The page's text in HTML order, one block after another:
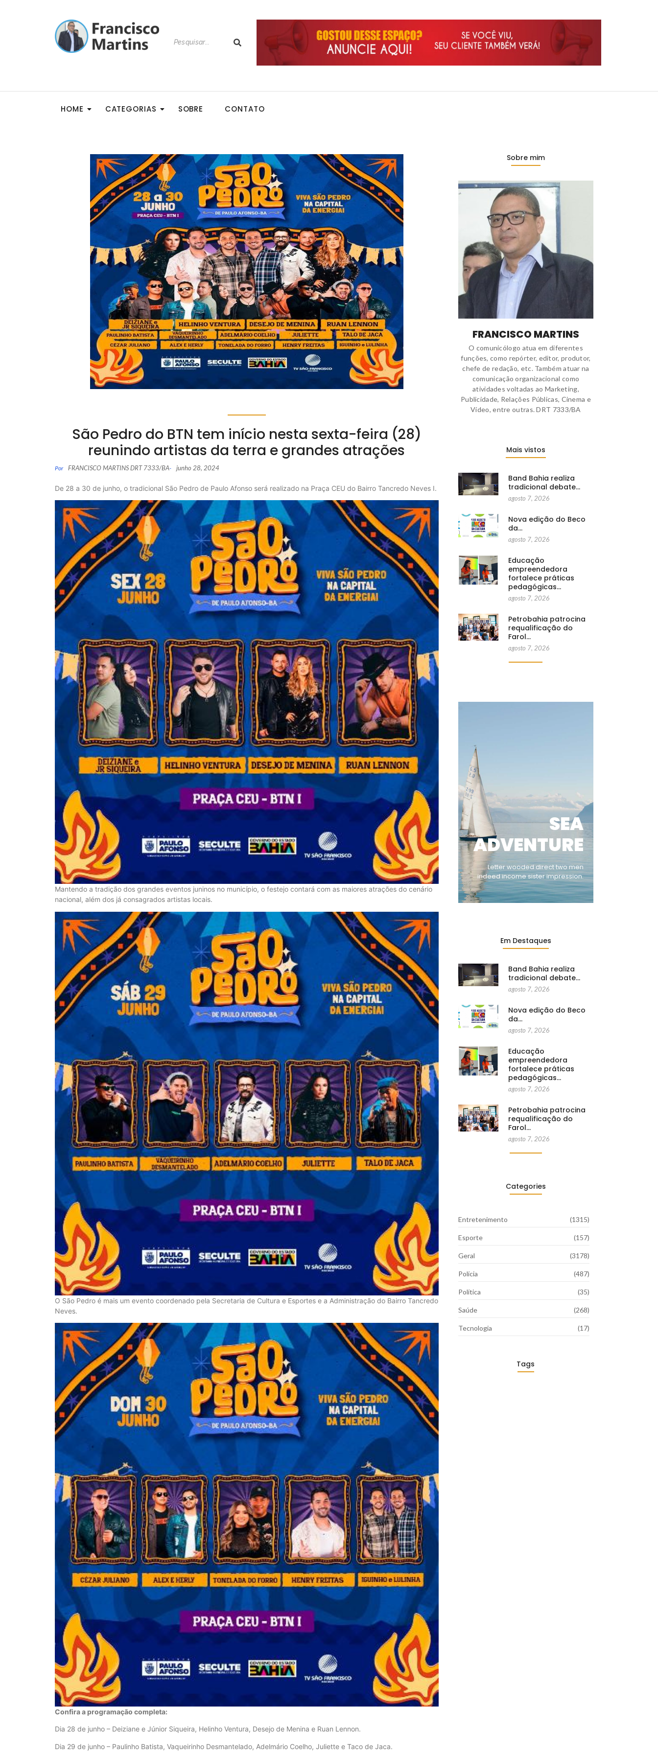
HOME CATEGORIAS SOBRE CONTATO
São Pedro do BTN tem início nesta sexta-feira (28)
reunindo artistas da terra e grandes atrações
Por FRANCISCO MARTINS DRT 7333/BA- junho 28, 2024
De 28 a 30 de junho, o tradicional São Pedro de Paulo Afonso será realizado na Praça CEU do Bairro Tancredo Neves I.
Mantendo a tradição dos grandes eventos juninos no município, o festejo contará com as maiores atrações do cenário
nacional, além dos já consagrados artistas locais.
O São Pedro é mais um evento coordenado pela Secretaria de Cultura e Esportes e a Administração do Bairro Tancredo
Neves.
Confira a programação completa:
Dia 28 de junho – Deiziane e Júnior Siqueira, Helinho Ventura, Desejo de Menina e Ruan Lennon.
Dia 29 de junho – Paulinho Batista, Vaqueirinho Desmantelado, Adelmário Coelho, Juliette e Taco de Jaca.
Sobre mim
FRANCISCO MARTINS
O comunicólogo atua em diferentes
funções, como repórter, editor, produtor,
chefe de redação, etc. Também atuar na
comunicação organizacional como
atividades voltadas ao Marketing,
Publicidade, Relações Públicas, Cinema e
Vídeo, entre outras. DRT 7333/BA
Mais vistos
Band Bahia realiza
tradicional debate…
agosto 7, 2026
Nova edição do Beco
da…
agosto 7, 2026
Educação
empreendedora
fortalece práticas
pedagógicas…
agosto 7, 2026
Petrobahia patrocina
requalificação do
Farol…
agosto 7, 2026
SEA
ADVENTURE
Letter wooded direct two men
indeed income sister impression.
Em Destaques
Band Bahia realiza
tradicional debate…
agosto 7, 2026
Nova edição do Beco
da…
agosto 7, 2026
Educação
empreendedora
fortalece práticas
pedagógicas…
agosto 7, 2026
Petrobahia patrocina
requalificação do
Farol…
agosto 7, 2026
Categories
Entretenimento (1315)
Esporte (157)
Geral (3178)
Polícia (487)
Política (35)
Saúde (268)
Tecnologia (17)
Tags